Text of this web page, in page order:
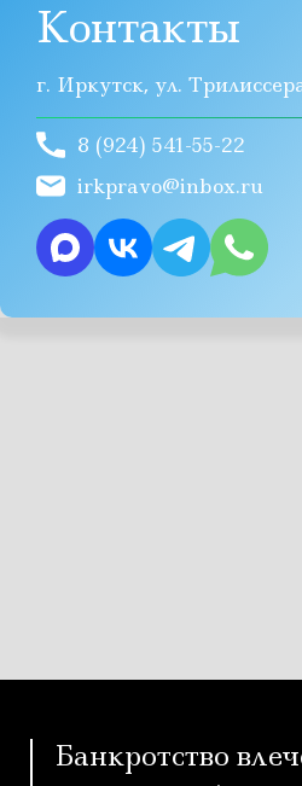
Контакты
г. Иркутск, ул.
8 (924) 541-55-22
irkpravo@inbox.ru
Банкротство